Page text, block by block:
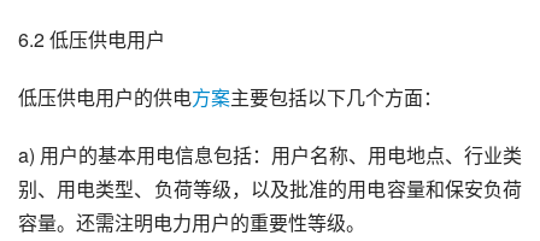
6.2 低压供电用户
低压供电用户的供电方案主要包括以下几个方面：
a) 用户的基本用电信息包括：用户名称、用电地点、行业类
别、用电类型、负荷等级，以及批准的用电容量和保安负荷
容量。还需注明电力用户的重要性等级。